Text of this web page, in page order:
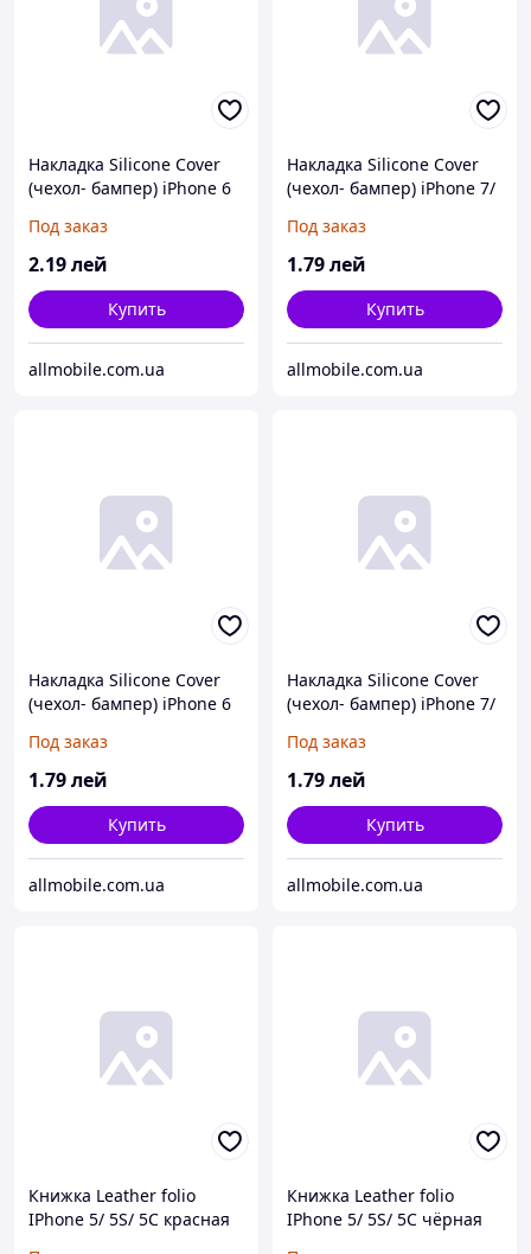
Накладка Silicone Cover
(чехол- бампер) iPhone 6
Под заказ
2.19лей
Купить
allmobile.com.ua
Накладка Silicone Cover
(чехол- бампер) iPhone 7/
Под заказ
1.79лей
Купить
allmobile.com.ua
Накладка Silicone Cover
(чехол- бампер) iPhone 6
Под заказ
1.79лей
Купить
allmobile.com.ua
Накладка Silicone Cover
(чехол- бампер) iPhone 7/
Под заказ
1.79лей
Купить
allmobile.com.ua
Книжка Leather folio
IPhone 5/ 5S/ 5C красная
Книжка Leather folio
IPhone 5/ 5S/ 5C чёрная